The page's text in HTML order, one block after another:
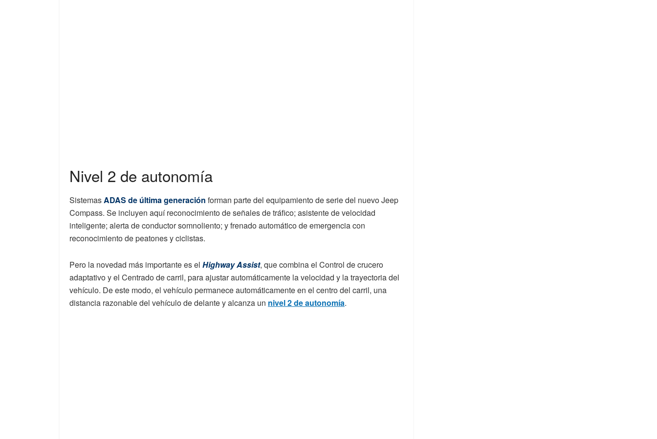
Nivel 2 de autonomía
SistemasADAS de última generación forman parte del equipamiento de serie del nuevo Jeep
Compass. Se incluyen aquí reconocimiento de señales de tráfico; asistente de velocidad
inteligente; alerta de conductor somnoliento; y frenado automático de emergencia con
reconocimiento de peatones y ciclistas.
Pero la novedad más importante es el Highway Assist, que combina el Control de crucero
adaptativo y el Centrado de carril, para ajustar automáticamente la velocidad y la trayectoria del
vehículo. De este modo, el vehículo permanece automáticamente en el centro del carril, una
distancia razonable del vehículo de delante y alcanza un nivel 2 de autonomía.